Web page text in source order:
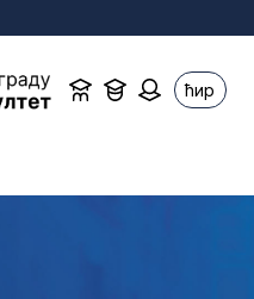
ћир